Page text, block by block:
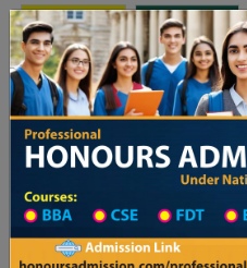
Toggle navigation
Updates
২৬ শিক্ষাবর্ষের ১ম বর্ষের ভর্তি আবেদন বিজ্ঞপ্তি
Primary School District Wise